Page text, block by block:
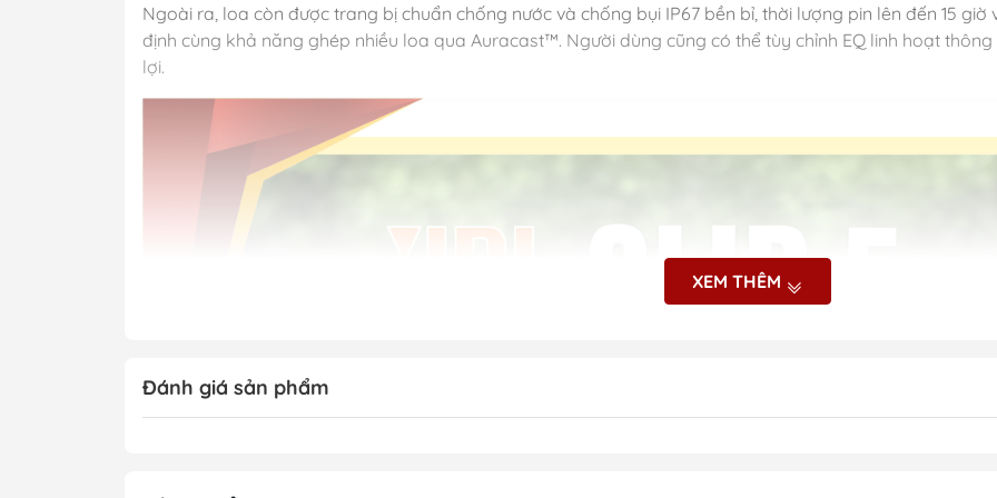
Ngoài ra, loa còn được trang bị chuẩn chống nước và chống bụi IP67 bền bỉ, thời lượng pin lên đến 15
định cùng khả năng ghép nhiều loa qua Auracast™. Người dùng cũng có thể tùy chỉnh EQ linh hoạt
lợi.
XEM THÊM
Đánh giá sản phẩm